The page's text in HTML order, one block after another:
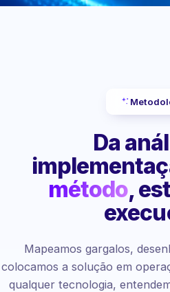
Da
método,
Mapeamos gargalos,
colocamos a solução em
qualquer tecnologia,